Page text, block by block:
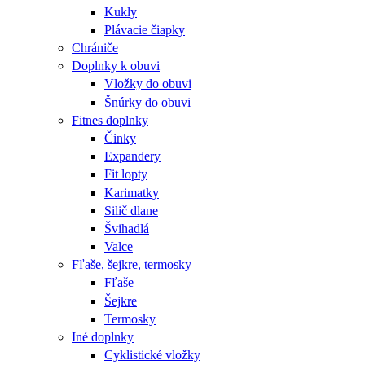
Kukly
Plávacie čiapky
Chrániče
Doplnky k obuvi
Vložky do obuvi
Šnúrky do obuvi
Fitnes doplnky
Činky
Expandery
Fit lopty
Karimatky
Silič dlane
Švihadlá
Valce
Fľaše, šejkre, termosky
Fľaše
Šejkre
Termosky
Iné doplnky
Cyklistické vložky